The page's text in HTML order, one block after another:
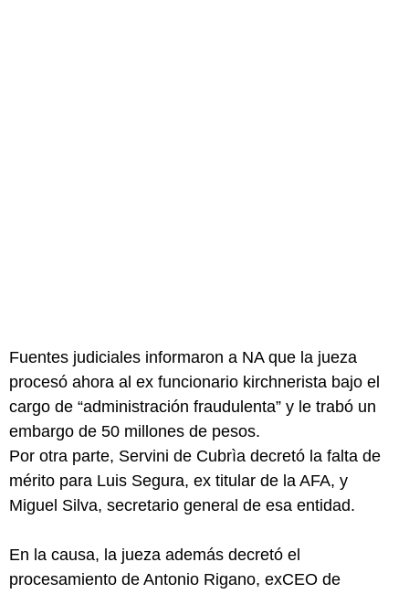
Fuentes judiciales informaron a NA que la jueza
procesó ahora al ex funcionario kirchnerista bajo el
cargo de “administración fraudulenta” y le trabó un
embargo de 50 millones de pesos.
Por otra parte, Servini de Cubrìa decretó la falta de
mérito para Luis Segura, ex titular de la AFA, y
Miguel Silva, secretario general de esa entidad.
En la causa, la jueza además decretó el
procesamiento de Antonio Rigano, exCEO de